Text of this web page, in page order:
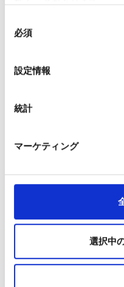
必須
設定情報
統計
マーケティング
選択中
テクノロジー：セラ
リキッド容量：2ml
成分：プロピレング
ン（VG）、香料
ル：861633）
充電時間：約45分
バッテリー寿命：約
サイズ：高さ 116mm
認証：適用されるCE